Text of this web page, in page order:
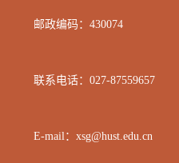
邮政编码：430074
联系电话：027-87559657
E-mail：xsg@hust.edu.cn